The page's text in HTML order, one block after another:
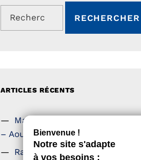
Rechercher :
ARTICLES RÉCENTS
Magazine Tourisme Accessible
– Aout 2026
Rallye Aicha des Gazelles –